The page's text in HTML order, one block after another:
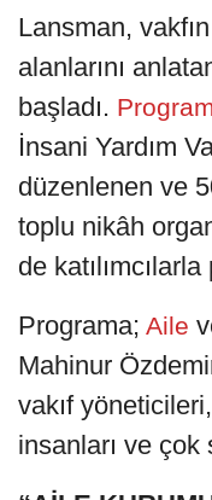
Lansman,
alanlarını
başladı.
İnsani Yardım
düzenlenen ve
toplu nikâh
de katılımcılarla
Programa; Aile
Mahinur
vakıf
insanları ve çok